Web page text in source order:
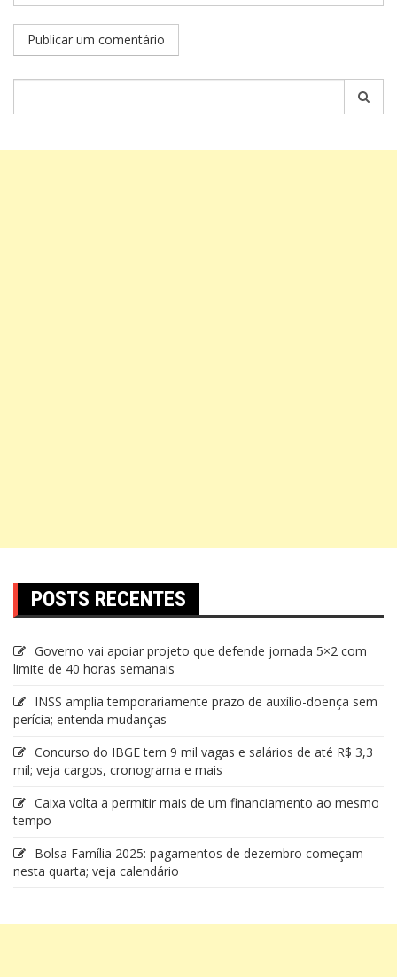
POSTS RECENTES
Governo vai apoiar projeto que defende jornada 5×2 com
limite de 40 horas semanais
INSS amplia temporariamente prazo de auxílio-doença sem
perícia; entenda mudanças
Concurso do IBGE tem 9 mil vagas e salários de até R$ 3,3
mil; veja cargos, cronograma e mais
Caixa volta a permitir mais de um financiamento ao mesmo
tempo
Bolsa Família 2025: pagamentos de dezembro começam
nesta quarta; veja calendário